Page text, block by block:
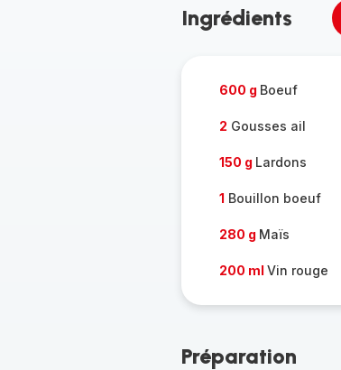
Ingrédients
600 g Boeuf
2 Gousses ail
150 g Lardons
1 Bouillon boeuf
280 g Maïs
200 ml Vin rouge
Préparation